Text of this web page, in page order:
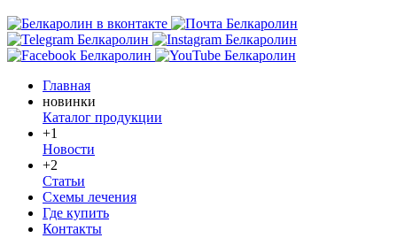
Главная
новинки
Каталог продукции
+1
Новости
+2
Статьи
Схемы лечения
Где купить
Контакты